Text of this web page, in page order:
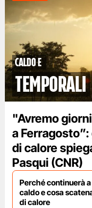
caldo e
temporali
"Avremo
a
di calore
Pasqui (CNR)
Perché continuerà
caldo e cosa
di calore